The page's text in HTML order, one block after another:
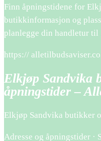
Finn åpningstidene for
butikkinformasjon og
planlegge din handletur
https://
Elkjøp Sandvika
åpningstider –
Elkjøp Sandvika butikker
Adresse og åpningstider ·